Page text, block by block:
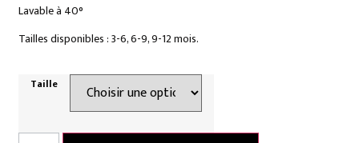
Lavable à 40°
Tailles disponibles : 3-6, 6-9, 9-12 mois.
Taille